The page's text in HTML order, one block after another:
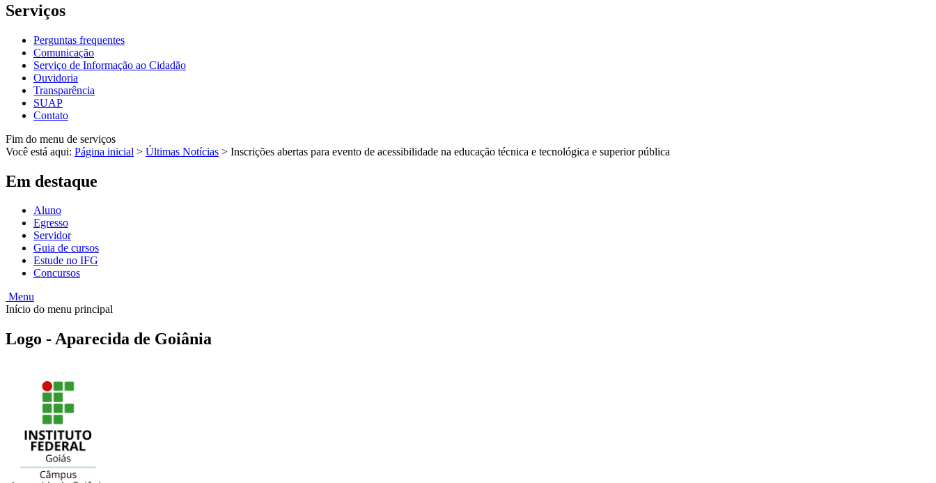
Serviços
Perguntas frequentes
Comunicação
Serviço de Informação ao Cidadão
Ouvidoria
Transparência
SUAP
Contato
Fim do menu de serviços
Você está aqui: Página inicial > Últimas Notícias > Inscrições abertas para evento de acessibilidade na educação técnica e tecnológica e superior pública
Em destaque
Aluno
Egresso
Servidor
Guia de cursos
Estude no IFG
Concursos
Menu
Início do menu principal
Logo - Aparecida de Goiânia